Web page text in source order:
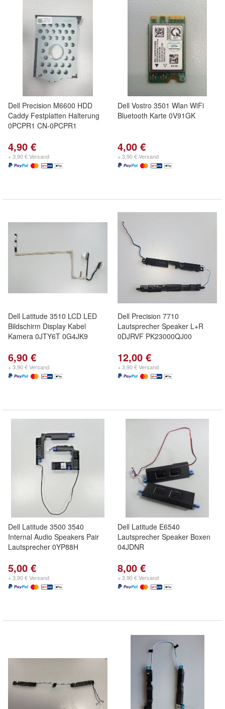
Dell Precision M6600 HDD
Caddy Festplatten Halterung
0PCPR1 CN-0PCPR1
4,90 €
+ 3,90 € Versand
Dell Vostro 3501 Wlan WiFi
Bluetooth Karte 0V91GK
4,00 €
+ 3,90 € Versand
Dell Latitude 3510 LCD LED
Bildschirm Display Kabel
Kamera 0JTY6T 0G4JK9
6,90 €
+ 3,90 € Versand
Dell Precision 7710
Lautsprecher Speaker L+R
0DJRVF PK23000QJ00
12,00 €
+ 3,90 € Versand
Dell Latitude 3500 3540
Internal Audio Speakers Pair
Lautsprecher 0YP88H
5,00 €
+ 3,90 € Versand
Dell Latitude E6540
Lautsprecher Speaker Boxen
04JDNR
8,00 €
+ 3,90 € Versand